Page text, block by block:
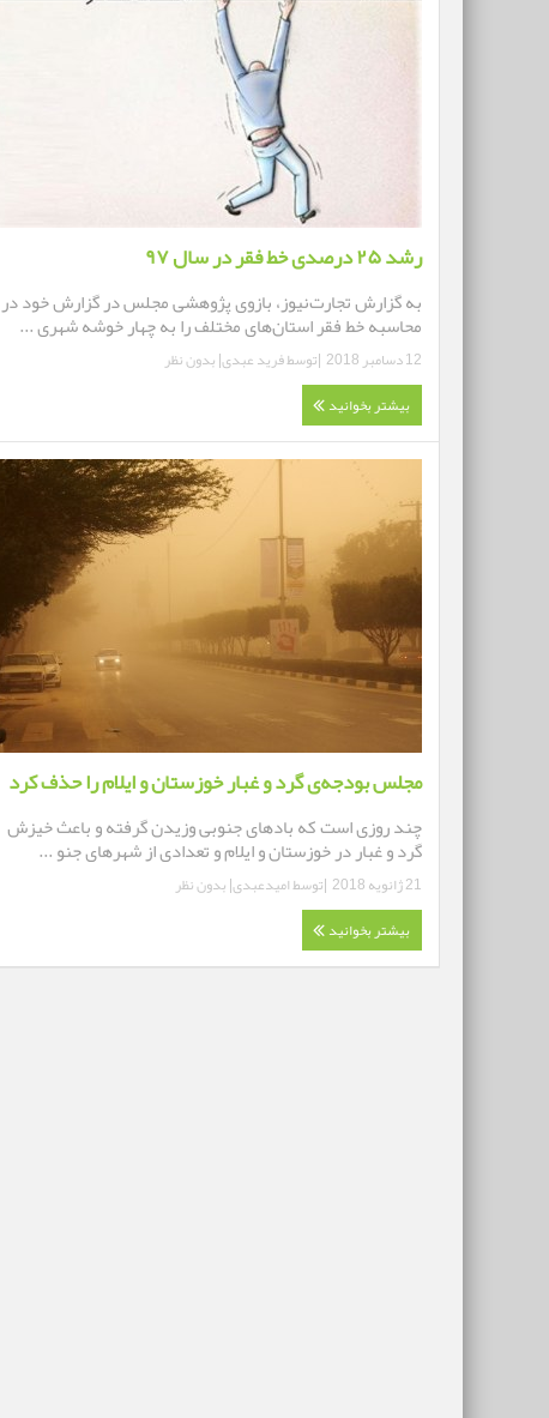
رشد ۲۵ درصدی خط فقر در سال ۹۷
به گزارش تجارت‌نیوز، بازوی پژوهشی مجلس در گزارش خود در
محاسبه خط فقر استان‌های مختلف را به چهار خوشه شهری ...
12 دسامبر 2018 |توسطفرید عبدی|بدون نظر
بیشتر بخوانید
مجلس بودجه‌ی گرد و غبار خوزستان و ایلام را حذف کرد
چند روزی است که بادهای جنوبی وزیدن گرفته و باعث خیزش
گرد و غبار در خوزستان و ایلام و تعدادی از شهرهای جنو ...
21 ژانویه 2018 |توسطامیدعبدی|بدون نظر
بیشتر بخوانید